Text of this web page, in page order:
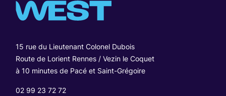
15 rue du Lieutenant Colonel Dubois
Route de Lorient Rennes / Vezin le Coquet
à 10 minutes de Pacé et Saint-Grégoire
02 99 23 72 72